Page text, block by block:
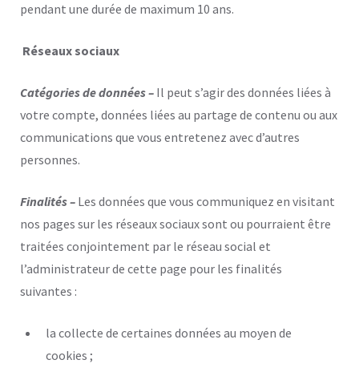
pendant une durée de maximum 10 ans.
Réseaux sociaux
Catégories de données – Il peut s’agir des données liées à
votre compte, données liées au partage de contenu ou aux
communications que vous entretenez avec d’autres
personnes.
Finalités – Les données que vous communiquez en visitant
nos pages sur les réseaux sociaux sont ou pourraient être
traitées conjointement par le réseau social et
l’administrateur de cette page pour les finalités
suivantes :
la collecte de certaines données au moyen de
cookies ;